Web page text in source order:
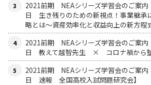
2021前期 NEAシリーズ学習会のご案
日 生き残りのための新視点！事業継承
略とは〜資産効率化と収益向上の新方程
2021前期 NEAシリーズ学習会のご案
日 教えて越智先生 × コロナ禍から塾
2021前期 NEAシリーズ学習会のご案
日 速報 全国高校入試問題研究会】